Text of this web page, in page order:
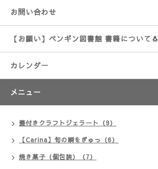
お問い合わせ
【お願い】ペンギン図書館 書籍について🐧
カレンダー
メニュー
蓋付きクラフトジェラート（9）
【Carina】旬の瞬をぎゅっ（6）
焼き菓子（個包装）（7）